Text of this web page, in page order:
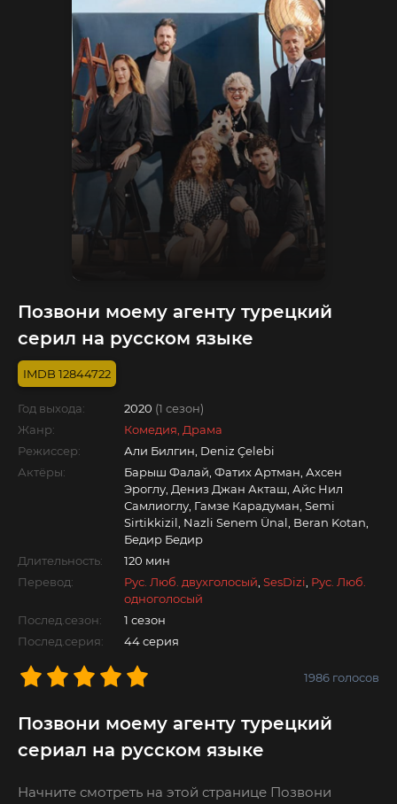
Позвони моему агенту турецкий
серил на русском языке
12844722
Год выхода: 2020 (1 сезон)
Жанр:
Комедия, Драма
Режиссер:
Али Билгин, Deniz Çelebi
Актёры:
Барыш Фалай, Фатих Артман, Ахсен
Эроглу, Дениз Джан Акташ, Айс Нил
Самлиоглу, Гамзе Карадуман, Semi
Sirtikkizil, Nazli Senem Ünal, Beran Kotan,
Бедир Бедир
Длительность:
120 мин
Перевод:
Рус. Люб. двухголосый SesDizi Рус. Люб.
одноголосый
Послед.сезон:
1 сезон
Послед.серия:
44 серия
1986 голосов
Позвони моему агенту турецкий
сериал на русском языке
Начните смотреть на этой странице Позвони